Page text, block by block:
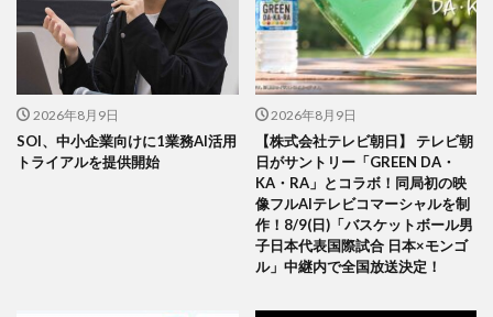
2026年8月9日
SOI、中小企業向けに1業務AI活用
トライアルを提供開始
2026年8月9日
【株式会社テレビ朝日】 テレビ朝
日がサントリー「GREEN DA・
KA・RA」とコラボ！同局初の映
像フルAIテレビコマーシャルを制
作！8/9(日)「バスケットボール男
子日本代表国際試合 日本×モンゴ
ル」中継内で全国放送決定！